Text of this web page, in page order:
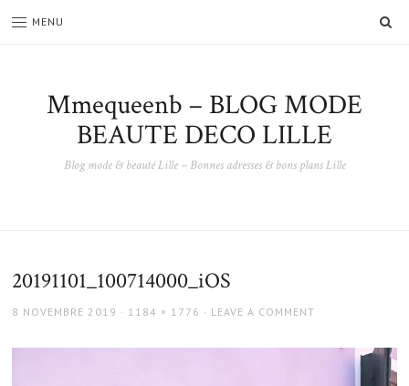
MENU
Mmequeenb – BLOG MODE
BEAUTE DECO LILLE
Blog mode & beauté Lille – Bonnes adresses & bons plans Lille
20191101_100714000_iOS
POSTED
8 NOVEMBRE 2019
FULL
1184 × 1776 LEAVE A COMMENT